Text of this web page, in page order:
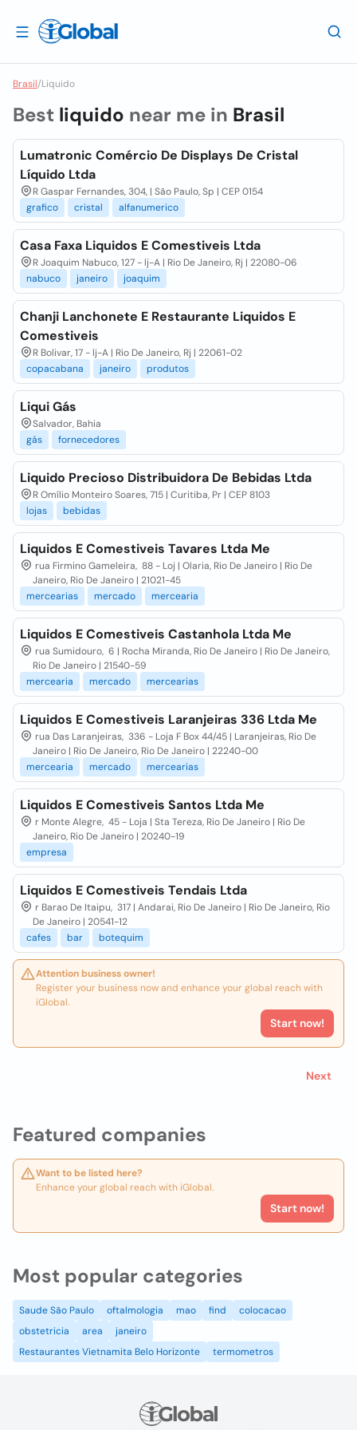
Brasil/Liquido
Featured companies
Want to be listed here?
Enhance your global reach with iGlobal.
Start now!
Best liquido near me in Brasil
Lumatronic Comércio De Displays De Cristal
Líquido Ltda
R Gaspar Fernandes, 304, | São Paulo, Sp | CEP 0154
grafico
cristal alfanumerico
Casa Faxa Liquidos E Comestiveis Ltda
R Joaquim Nabuco, 127 - lj-A | Rio De Janeiro, Rj | 22080-06
nabuco
janeiro joaquim
Chanji Lanchonete E Restaurante Liquidos E
Comestiveis
R Bolivar, 17 - lj-A | Rio De Janeiro, Rj | 22061-02
copacabana
janeiro produtos
Liqui Gás
Salvador, Bahia
gás
fornecedores
Liquido Precioso Distribuidora De Bebidas Ltda
R Omílio Monteiro Soares, 715 | Curitiba, Pr | CEP 8103
lojas
bebidas
Liquidos E Comestiveis Tavares Ltda Me
rua Firmino Gameleira, 88 - Loj | Olaria, Rio De Janeiro | Rio De
Janeiro, Rio De Janeiro | 21021-45
mercearias
mercado mercearia
Liquidos E Comestiveis Castanhola Ltda Me
rua Sumidouro, 6 | Rocha Miranda, Rio De Janeiro | Rio De Janeiro,
Rio De Janeiro | 21540-59
mercearia
mercado mercearias
Liquidos E Comestiveis Laranjeiras 336 Ltda Me
rua Das Laranjeiras, 336 - Loja F Box 44/45 | Laranjeiras, Rio De
Janeiro | Rio De Janeiro, Rio De Janeiro | 22240-00
mercearia
mercado mercearias
Liquidos E Comestiveis Santos Ltda Me
r Monte Alegre, 45 - Loja | Sta Tereza, Rio De Janeiro | Rio De
Janeiro, Rio De Janeiro | 20240-19
empresa
Liquidos E Comestiveis Tendais Ltda
r Barao De Itaipu, 317 | Andarai, Rio De Janeiro | Rio De Janeiro, Rio
De Janeiro | 20541-12
cafes
bar botequim
Attention business owner!
Register your business now and enhance your global reach with
iGlobal.
Start now!
Next
Most popular categories
Saude São Paulo oftalmologia mao find
colocacao
obstetricia
area
janeiro
Restaurantes Vietnamita Belo Horizonte
termometros